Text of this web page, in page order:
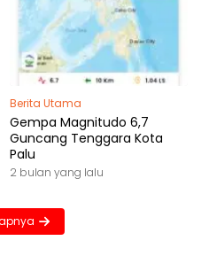
Berita Utama
Gempa Magnitudo 6,7
Guncang Tenggara Kota
Palu
2 bulan yang lalu